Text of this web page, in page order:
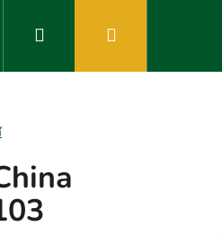
Přihlášení